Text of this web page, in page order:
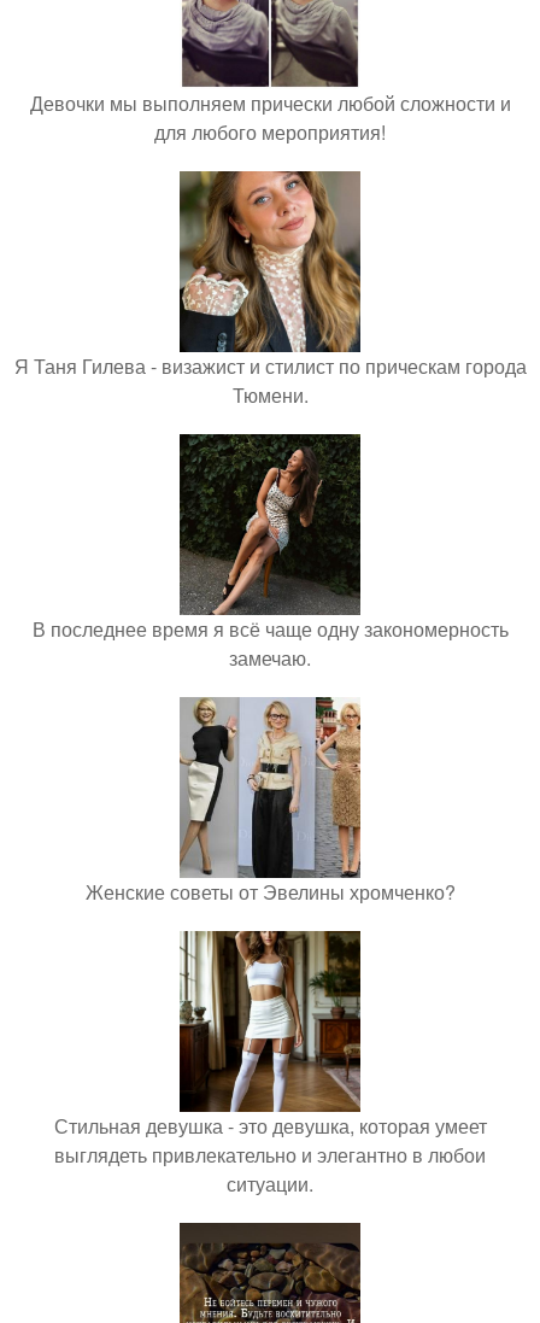
Девочки мы выполняем прически любой сложности и
для любого мероприятия!
Я Таня Гилева - визажист и стилист по прическам города
Тюмени.
В последнее время я всё чаще одну закономерность
замечаю.
Женские советы от Эвелины хромченко?
Стильная девушка - это девушка, которая умеет
выглядеть привлекательно и элегантно в любои
ситуации.